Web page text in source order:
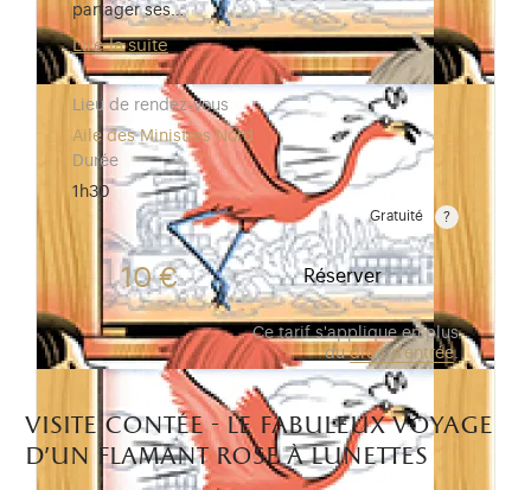
partager ses…
Lire la suite
Lieu de rendez-vous
Aile des Ministres Nord
Durée
1h30
Gratuité
Gratuit pour les enfants de moins de 10 ans.Tarif
10 € Réserver
Ce tarif s'applique en plus
dudroit d'entrée.
visite contée - le fabuleux voyage
d’un flamant rose à lunettes